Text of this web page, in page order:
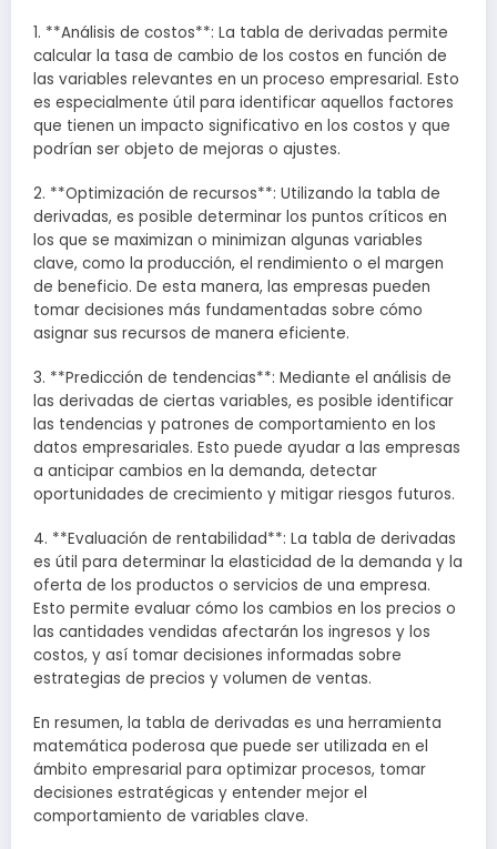
1. **Análisis de costos**: La tabla de derivadas permite
calcular la tasa de cambio de los costos en función de
las variables relevantes en un proceso empresarial. Esto
es especialmente útil para identificar aquellos factores
que tienen un impacto significativo en los costos y que
podrían ser objeto de mejoras o ajustes.
2. **Optimización de recursos**: Utilizando la tabla de
derivadas, es posible determinar los puntos críticos en
los que se maximizan o minimizan algunas variables
clave, como la producción, el rendimiento o el margen
de beneficio. De esta manera, las empresas pueden
tomar decisiones más fundamentadas sobre cómo
asignar sus recursos de manera eficiente.
3. **Predicción de tendencias**: Mediante el análisis de
las derivadas de ciertas variables, es posible identificar
las tendencias y patrones de comportamiento en los
datos empresariales. Esto puede ayudar a las empresas
a anticipar cambios en la demanda, detectar
oportunidades de crecimiento y mitigar riesgos futuros.
4. **Evaluación de rentabilidad**: La tabla de derivadas
es útil para determinar la elasticidad de la demanda y la
oferta de los productos o servicios de una empresa.
Esto permite evaluar cómo los cambios en los precios o
las cantidades vendidas afectarán los ingresos y los
costos, y así tomar decisiones informadas sobre
estrategias de precios y volumen de ventas.
En resumen, la tabla de derivadas es una herramienta
matemática poderosa que puede ser utilizada en el
ámbito empresarial para optimizar procesos, tomar
decisiones estratégicas y entender mejor el
comportamiento de variables clave.